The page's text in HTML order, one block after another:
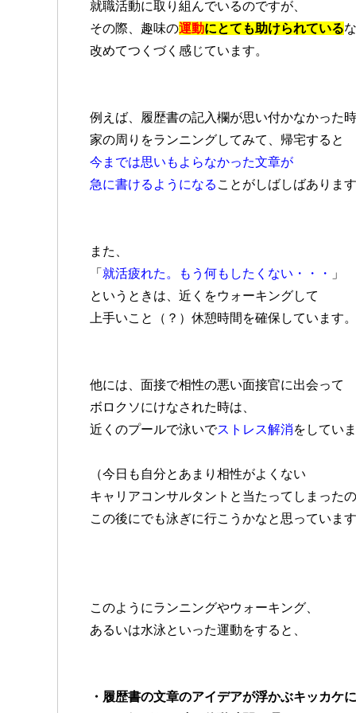
就職活動に取り組んでいるのですが、
その際、趣味の運動にとても助けられている
改めてつくづく感じています。
例えば、履歴書の記入欄が思い付かなかった
家の周りをランニングしてみて、帰宅すると
今までは思いもよらなかった文章が
急に書けるようになる ことがしばしばあります
また、
「 就活疲れた。もう何もしたくない・・・
」
というときは、近くをウォーキングして
上手いこと（？）休憩時間を確保しています。
他には、面接で相性の悪い面接官に出会って
ボロクソにけなされた時は、
近くのプールで泳いでストレス解消をしていま
（今日も自分とあまり相性がよくない
キャリアコンサルタントと当たってしまったの
この後にでも泳ぎに行こうかなと思っています
このようにランニングやウォーキング、
あるいは水泳といった運動をすると、
・履歴書の文章のアイデアが浮かぶキッカケ